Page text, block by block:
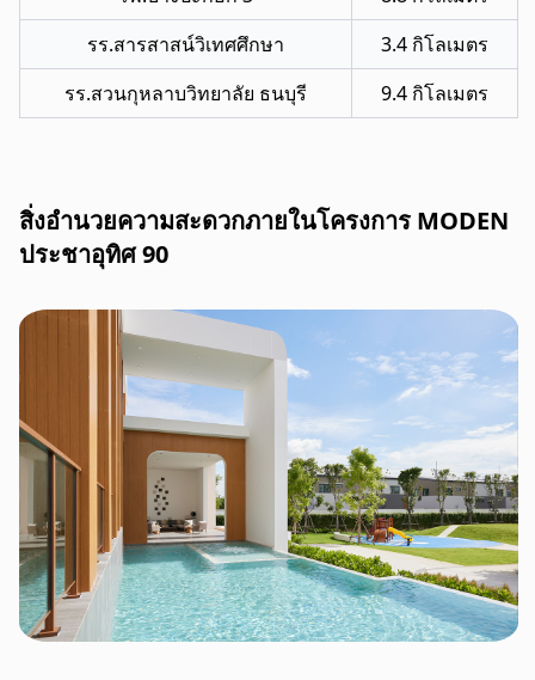
รร.สารสาสน์วิเทศศึกษา
3.4 กิโลเมตร
รร.สวนกุหลาบวิทยาลัย ธนบุรี
9.4 กิโลเมตร
สิ่งอำนวยความสะดวกภายในโครงการ MODEN
ประชาอุทิศ 90